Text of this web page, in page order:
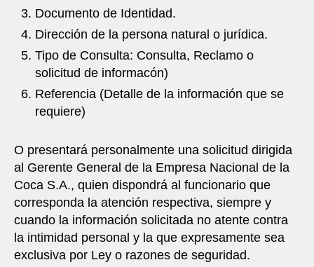
Documento de Identidad.
Dirección de la persona natural o jurídica.
Tipo de Consulta: Consulta, Reclamo o
solicitud de informacón)
Referencia (Detalle de la información que se
requiere)
O presentará personalmente una solicitud dirigida
al Gerente General de la Empresa Nacional de la
Coca S.A., quien dispondrá al funcionario que
corresponda la atención respectiva, siempre y
cuando la información solicitada no atente contra
la intimidad personal y la que expresamente sea
exclusiva por Ley o razones de seguridad.